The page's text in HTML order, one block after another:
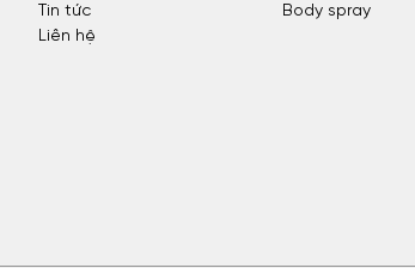
Tin tức
Liên hệ
Body spray